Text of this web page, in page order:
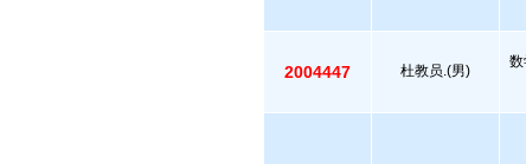
2004447 杜教员.(男)